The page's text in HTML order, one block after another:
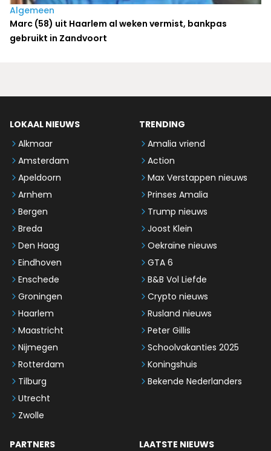
Algemeen
Marc (58) uit Haarlem al weken vermist, bankpas
gebruikt in Zandvoort
LOKAAL NIEUWS
Alkmaar
Amsterdam
Apeldoorn
Arnhem
Bergen
Breda
Den Haag
Eindhoven
Enschede
Groningen
Haarlem
Maastricht
Nijmegen
Rotterdam
Tilburg
Utrecht
Zwolle
TRENDING
Amalia vriend
Action
Max Verstappen nieuws
Prinses Amalia
Trump nieuws
Joost Klein
Oekraïne nieuws
GTA 6
B&B Vol Liefde
Crypto nieuws
Rusland nieuws
Peter Gillis
Schoolvakanties 2025
Koningshuis
Bekende Nederlanders
PARTNERS
LAATSTE NIEUWS